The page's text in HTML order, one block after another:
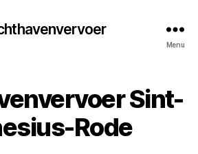
Menu
Sint-
Rode